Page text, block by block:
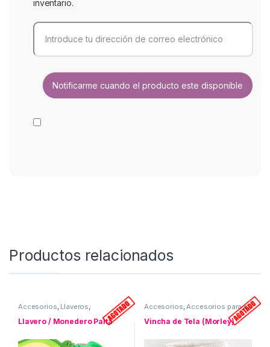
inventario.
Productos relacionados
Accesorios Llaveros
Llavero / Monedero Palta
Accesorios Accesorios para el
Vincha de Tela (Morley)